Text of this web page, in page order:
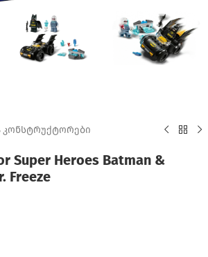
კონსტრუქტორები
Super Heroes Batman &
Freeze